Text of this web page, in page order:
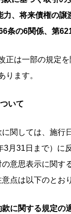
力、将来債権の譲
条の6関係、第
正は一部の規定
ります。
いて
に関しては、施行
3月31日まで）に
の意思表示に関す
点は以下のとお
に関する規定の